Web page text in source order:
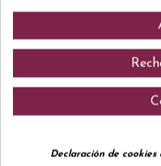
Comentarios (0)
No hay reseñas
Declaración de